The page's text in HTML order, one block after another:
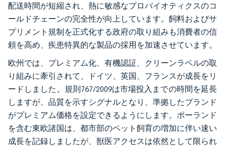
配送時間が短縮され、熱に敏感なプロバイオティクスのコ
ールドチェーンの完全性が向上しています。飼料およびサ
プリメント規制を正式化する政府の取り組みも消費者の信
頼を高め、疾患特異的な製品の採用を加速させています。
欧州では、プレミアム化、有機認証、クリーンラベルの取
り組みに牽引されて、ドイツ、英国、フランスが成長をリ
ードしました。規則767/2009は市場投入までの時間を延長
しますが、品質を示すシグナルとなり、準拠したブランド
がプレミアム価格を設定できるようにします。ポーランド
を含む東欧諸国は、都市部のペット飼育の増加に伴い速い
成長を記録しましたが、獣医アクセスは依然として限られ